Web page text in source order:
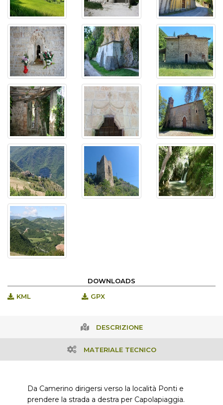
DOWNLOADS
KML
GPX
DESCRIZIONE
MATERIALE TECNICO
Da Camerino dirigersi verso la località Ponti e
prendere la strada a destra per Capolapiaggia.